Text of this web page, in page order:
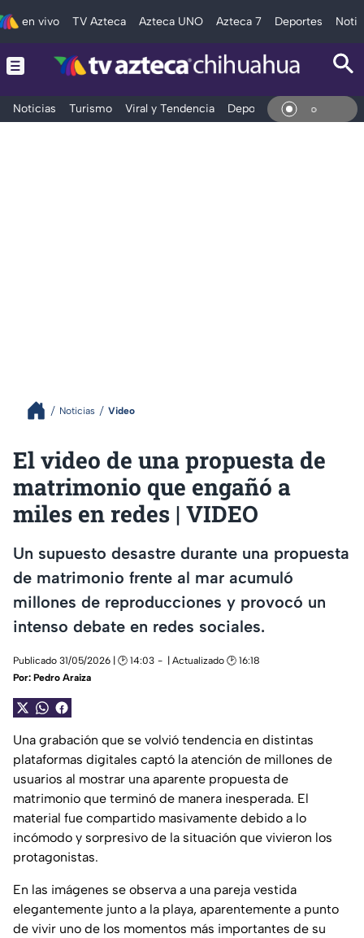
en vivo TV Azteca Azteca UNO Azteca 7 Deportes
Noticias Turismo Viral y Tendencia Deportes Espectáculos
En
Noticias Video
El video de una propuesta de
matrimonio que engañó a
miles en redes | VIDEO
Un supuesto desastre durante una propuesta
de matrimonio frente al mar acumuló
millones de reproducciones y provocó un
intenso debate en redes sociales.
Publicado 31/05/2026 | 🕑 14:03
| Actualizado 🕑 16:18
Por: Pedro Araiza
Una grabación que se volvió tendencia en distintas
plataformas digitales captó la atención de millones de
usuarios al mostrar una aparente propuesta de
matrimonio que terminó de manera inesperada. El
material fue compartido masivamente debido a lo
incómodo y sorpresivo de la situación que vivieron los
protagonistas.
En las imágenes se observa a una pareja vestida
elegantemente junto a la playa, aparentemente a punto
de vivir uno de los momentos más importantes de su